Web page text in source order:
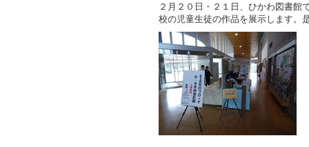
２月２０日・２１日、ひかわ図書館
校の児童生徒の作品を展示します。